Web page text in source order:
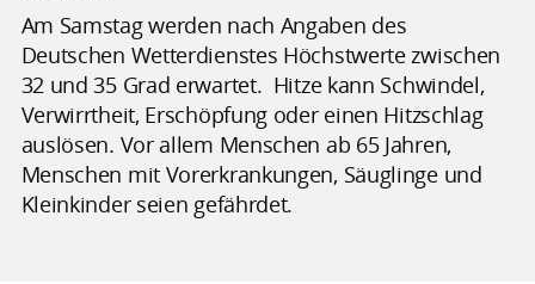
Am Samstag werden nach Angaben des
Deutschen Wetterdienstes Höchstwerte zwischen
32 und 35 Grad erwartet. Hitze kann Schwindel,
Verwirrtheit, Erschöpfung oder einen Hitzschlag
auslösen. Vor allem Menschen ab 65 Jahren,
Menschen mit Vorerkrankungen, Säuglinge und
Kleinkinder seien gefährdet.